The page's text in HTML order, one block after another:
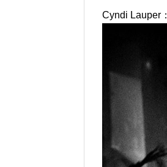
Cyndi Lauper：